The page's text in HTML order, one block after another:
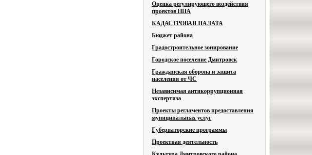
Оценка регулирующего воздействия
проектов НПА
КАДАСТРОВАЯ ПАЛАТА
Бюджет района
Градостроительное зонирование
Городское поселение Дмитровск
Гражданская оборона и защита
населения от ЧС
Независимая антикоррупционная
экспертиза
Проекты регламентов предоставления
муниципальных услуг
Губернаторские программы
Проектная деятельность